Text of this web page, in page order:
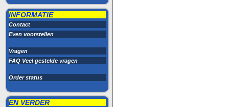
INFORMATIE
Contact
Even voorstellen
Vragen
FAQ Veel gestelde vragen
Order status
EN VERDER